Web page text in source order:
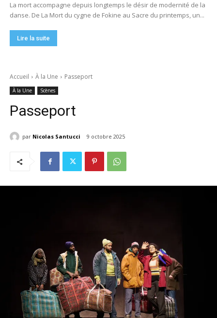
La mort accompagne depuis longtemps le désir de modernité de la
danse. De La Mort du cygne de Fokine au Sacre du printemps, un...
Lire la suite